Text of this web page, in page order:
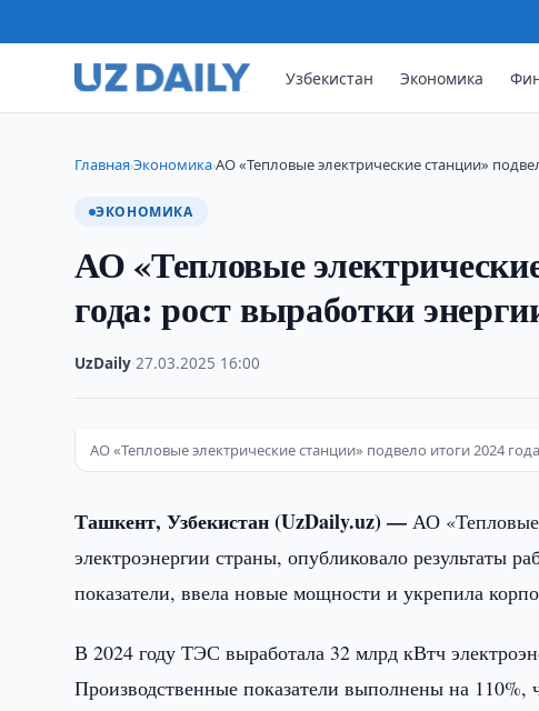
Узбекистан Экономика
Главная›Экономика›АО «Тепловые электрические станции»
ЭКОНОМИКА
АО «Тепловые
года: рост выработки
UzDaily ·27.03.2025 16:00
АО «Тепловые электрические станции» подвело итоги 2024
Ташкент, Узбекистан (UzDaily.uz) —АО
электроэнергии страны, опубликовало результаты
показатели, ввела новые мощности и укрепила
В 2024 году ТЭС выработала 32 млрд кВтч
Производственные показатели выполнены на 110%,